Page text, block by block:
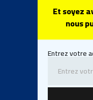
Et soyez
nous
Entrez votre